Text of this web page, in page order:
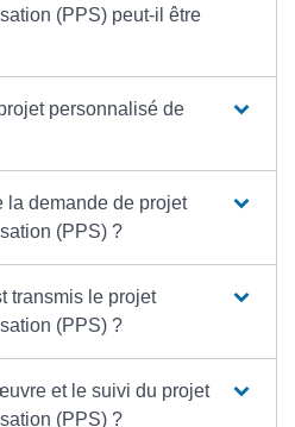
(PPS) peut-il être
personnalisé de
la demande de projet
(PPS) ?
transmis le projet
(PPS) ?
et le suivi du projet
(PPS) ?